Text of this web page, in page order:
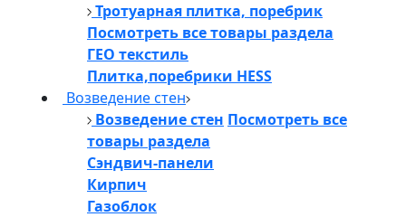
Тротуарная плитка, поребрик
Посмотреть все товары раздела
ГЕО текстиль
Плитка,поребрики HESS
Возведение стен
Возведение стен Посмотреть все
товары раздела
Сэндвич-панели
Кирпич
Газоблок